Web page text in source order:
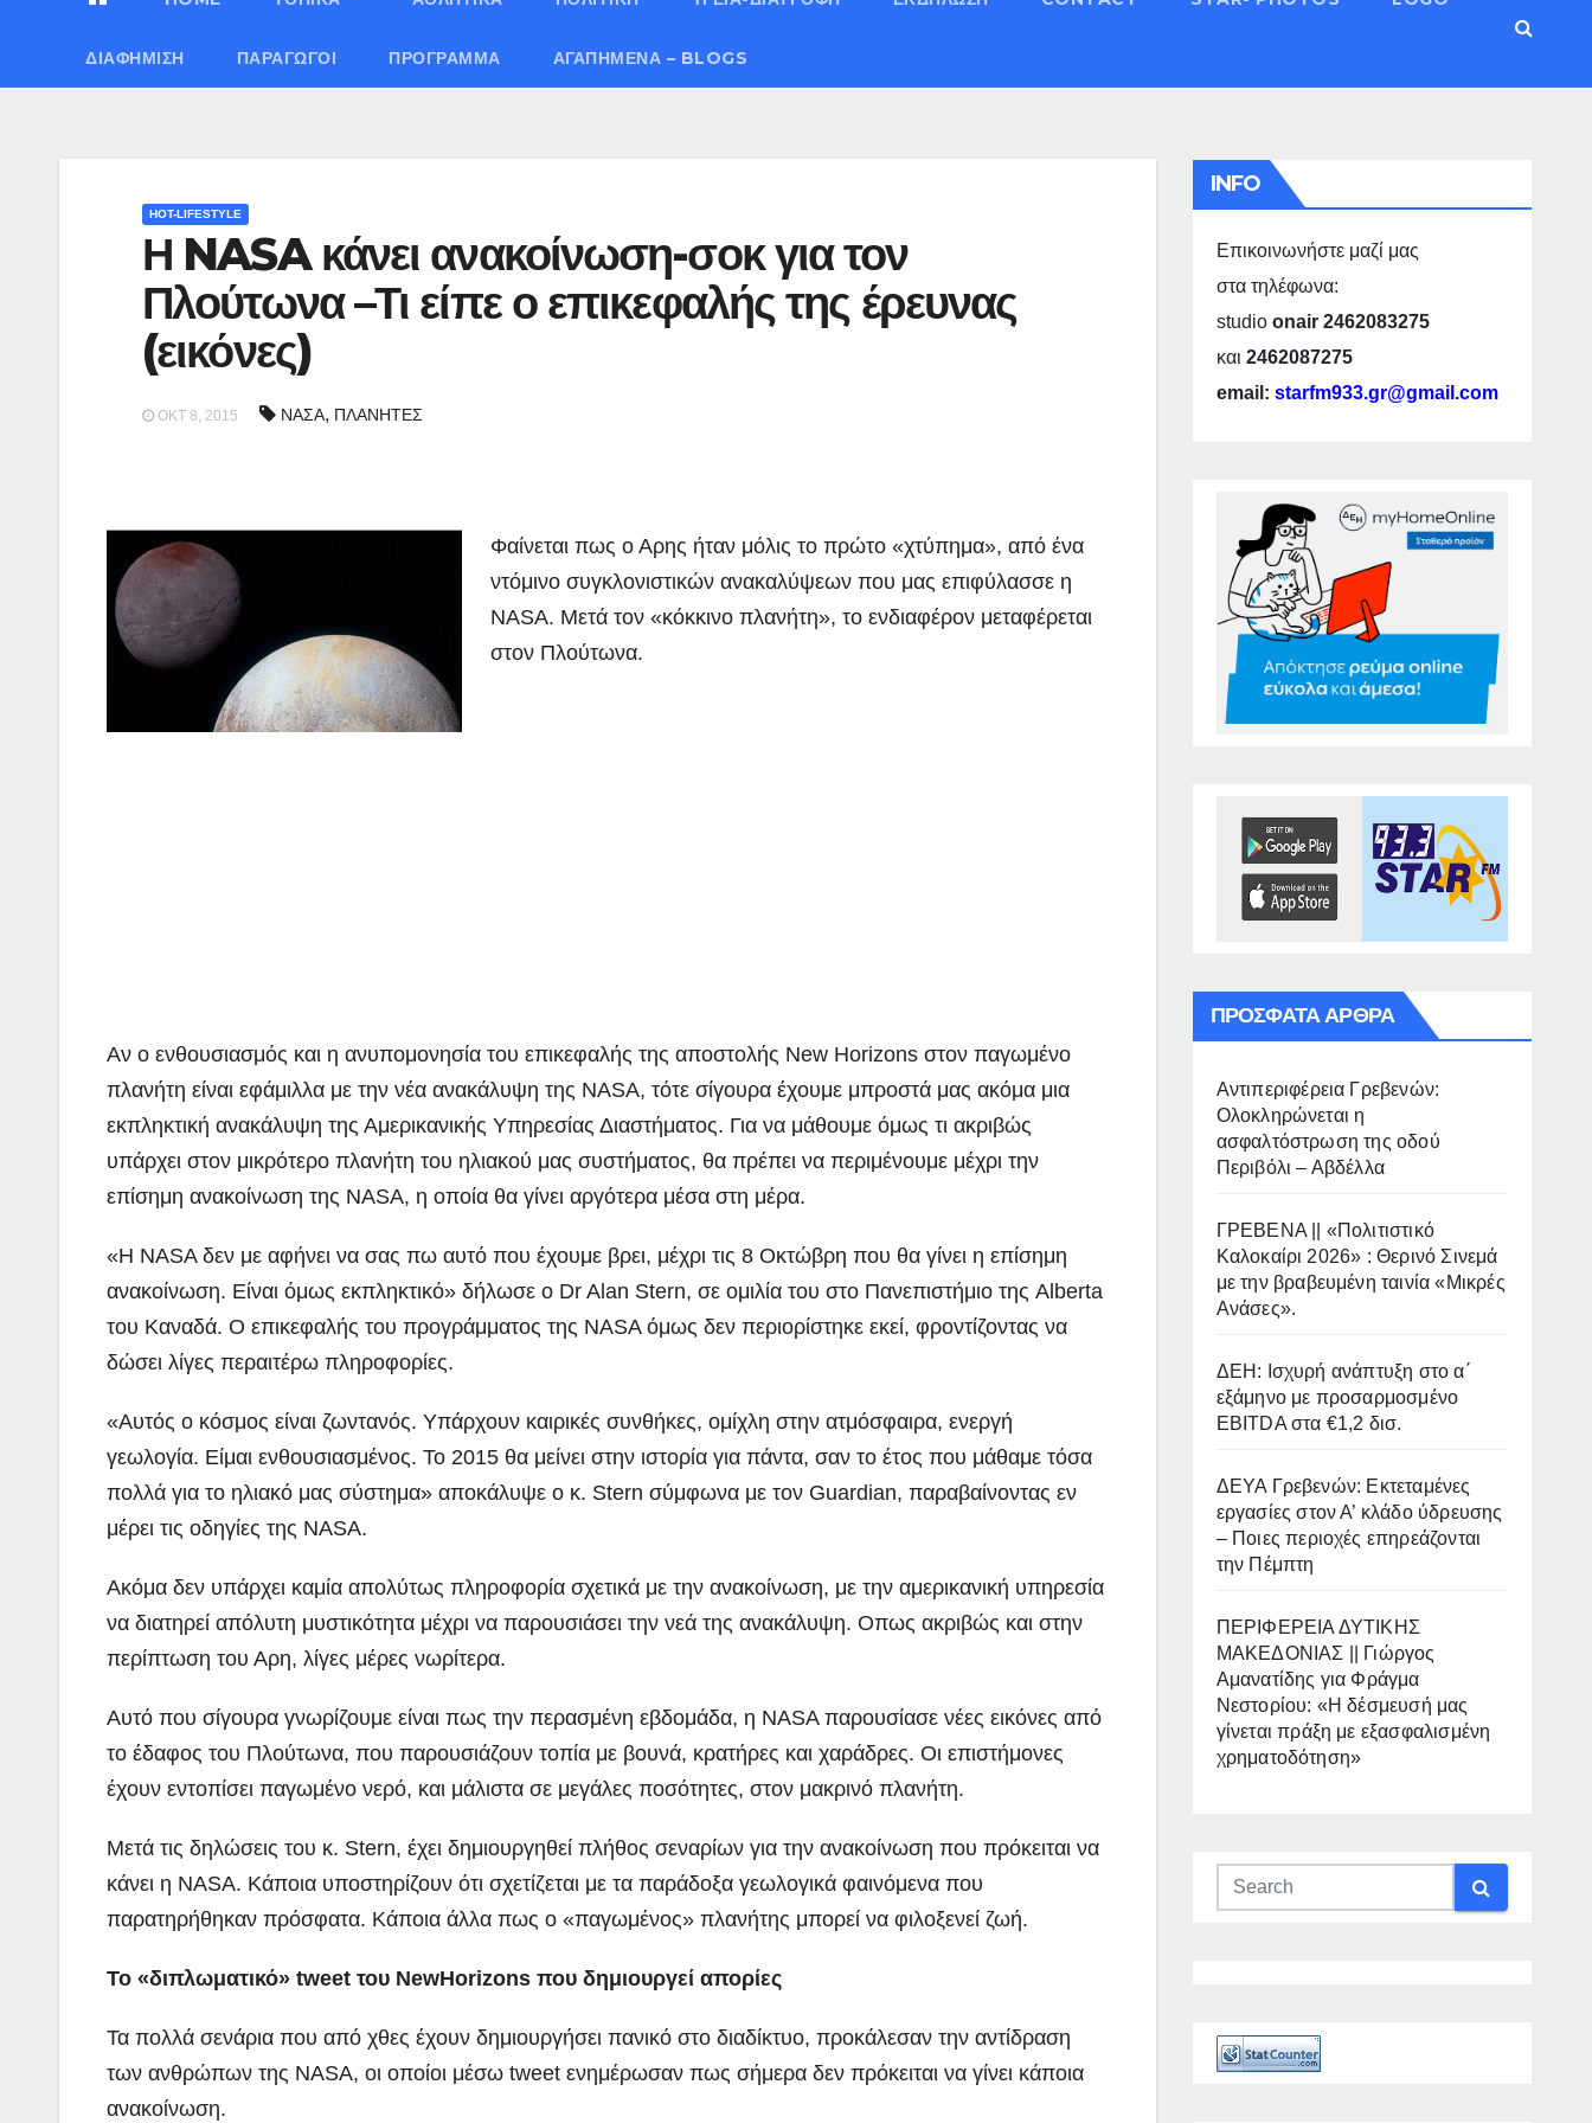
ΔΙΑΦΉΜΙΣΗ ΠΑΡΑΓΩΓΟΊ ΠΡΌΓΡΑΜΜΑ ΑΓΑΠΗΜΈΝΑ – BLOGS
HOT-LIFESTYLE
Η NASA κάνει ανακοίνωση-σοκ για τον
Πλούτωνα –Τι είπε ο επικεφαλής της έρευνας
(εικόνες)
ΟΚΤ 8, 2015 ΝΑΣΑ, ΠΛΑΝΗΤΕΣ
Φαίνεται πως ο Αρης ήταν μόλις το πρώτο «χτύπημα», από ένα
ντόμινο συγκλονιστικών ανακαλύψεων που μας επιφύλασσε η
NASA. Μετά τον «κόκκινο πλανήτη», το ενδιαφέρον μεταφέρεται
στον Πλούτωνα.
Αν ο ενθουσιασμός και η ανυπομονησία του επικεφαλής της αποστολής New Horizons στον παγωμένο
πλανήτη είναι εφάμιλλα με την νέα ανακάλυψη της NASA, τότε σίγουρα έχουμε μπροστά μας ακόμα μια
εκπληκτική ανακάλυψη της Αμερικανικής Υπηρεσίας Διαστήματος. Για να μάθουμε όμως τι ακριβώς
υπάρχει στον μικρότερο πλανήτη του ηλιακού μας συστήματος, θα πρέπει να περιμένουμε μέχρι την
επίσημη ανακοίνωση της NASA, η οποία θα γίνει αργότερα μέσα στη μέρα.
«Η NASA δεν με αφήνει να σας πω αυτό που έχουμε βρει, μέχρι τις 8 Οκτώβρη που θα γίνει η επίσημη
ανακοίνωση. Είναι όμως εκπληκτικό» δήλωσε ο Dr Alan Stern, σε ομιλία του στο Πανεπιστήμιο της Alberta
του Καναδά. Ο επικεφαλής του προγράμματος της NASA όμως δεν περιορίστηκε εκεί, φροντίζοντας να
δώσει λίγες περαιτέρω πληροφορίες.
«Αυτός ο κόσμος είναι ζωντανός. Υπάρχουν καιρικές συνθήκες, ομίχλη στην ατμόσφαιρα, ενεργή
γεωλογία. Είμαι ενθουσιασμένος. Το 2015 θα μείνει στην ιστορία για πάντα, σαν το έτος που μάθαμε τόσα
πολλά για το ηλιακό μας σύστημα» αποκάλυψε ο κ. Stern σύμφωνα με τον Guardian, παραβαίνοντας εν
μέρει τις οδηγίες της NASA.
Ακόμα δεν υπάρχει καμία απολύτως πληροφορία σχετικά με την ανακοίνωση, με την αμερικανική υπηρεσία
να διατηρεί απόλυτη μυστικότητα μέχρι να παρουσιάσει την νεά της ανακάλυψη. Οπως ακριβώς και στην
περίπτωση του Αρη, λίγες μέρες νωρίτερα.
Αυτό που σίγουρα γνωρίζουμε είναι πως την περασμένη εβδομάδα, η NASA παρουσίασε νέες εικόνες από
το έδαφος του Πλούτωνα, που παρουσιάζουν τοπία με βουνά, κρατήρες και χαράδρες. Οι επιστήμονες
έχουν εντοπίσει παγωμένο νερό, και μάλιστα σε μεγάλες ποσότητες, στον μακρινό πλανήτη.
Μετά τις δηλώσεις του κ. Stern, έχει δημιουργηθεί πλήθος σεναρίων για την ανακοίνωση που πρόκειται να
κάνει η NASA. Κάποια υποστηρίζουν ότι σχετίζεται με τα παράδοξα γεωλογικά φαινόμενα που
παρατηρήθηκαν πρόσφατα. Κάποια άλλα πως ο «παγωμένος» πλανήτης μπορεί να φιλοξενεί ζωή.
Το «διπλωματικό» tweet του NewHorizons που δημιουργεί απορίες
Τα πολλά σενάρια που από χθες έχουν δημιουργήσει πανικό στο διαδίκτυο, προκάλεσαν την αντίδραση
των ανθρώπων της NASA, οι οποίοι μέσω tweet ενημέρωσαν πως σήμερα δεν πρόκειται να γίνει κάποια
ανακοίνωση.
INFO
Επικοινωνήστε μαζί μας
στα τηλέφωνα:
studio onair 2462083275
και 2462087275
email: starfm933.gr@gmail.com
ΠΡΌΣΦΑΤΑ ΆΡΘΡΑ
Αντιπεριφέρεια Γρεβενών:
Ολοκληρώνεται η
ασφαλτόστρωση της οδού
Περιβόλι – Αβδέλλα
ΓΡΕΒΕΝΑ || «Πολιτιστικό
Καλοκαίρι 2026» : Θερινό Σινεμά
με την βραβευμένη ταινία «Μικρές
Ανάσες».
ΔΕΗ: Ισχυρή ανάπτυξη στο α΄
εξάμηνο με προσαρμοσμένο
EBITDA στα €1,2 δισ.
ΔΕΥΑ Γρεβενών: Εκτεταμένες
εργασίες στον Α’ κλάδο ύδρευσης
– Ποιες περιοχές επηρεάζονται
την Πέμπτη
ΠΕΡΙΦΕΡΕΙΑ ΔΥΤΙΚΗΣ
ΜΑΚΕΔΟΝΙΑΣ || Γιώργος
Αμανατίδης για Φράγμα
Νεστορίου: «Η δέσμευσή μας
γίνεται πράξη με εξασφαλισμένη
χρηματοδότηση»